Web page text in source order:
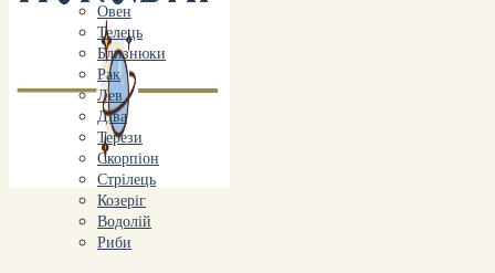
Овен
Телець
Близнюки
Рак
Лев
Діва
Терези
Скорпіон
Стрілець
Козеріг
Водолій
Риби